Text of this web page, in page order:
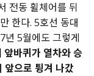
전동 휠체어를 뒤
한다. 5호선 동대
년 5월에도 그렇게
앞바퀴가 열차와 승
앞으로 튕겨 나갔